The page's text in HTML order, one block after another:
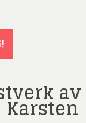
Karsten